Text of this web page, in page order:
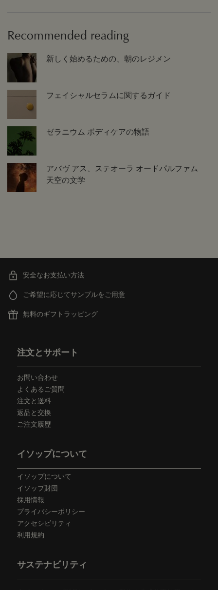
Recommended reading
新しく始めるための、朝のレジメン
フェイシャルセラムに関するガイド
ゼラニウム ボディケアの物語
アバヴ アス、ステオーラ オードパルファム
天空の文学
安全なお支払い方法
ご希望に応じてサンプルをご用意
無料のギフトラッピング
注文とサポート
お問い合わせ
よくあるご質問
注文と送料
返品と交換
ご注文履歴
イソップについて
イソップについて
イソップ財団
採用情報
プライバシーポリシー
アクセシビリティ
利用規約
サステナビリティ